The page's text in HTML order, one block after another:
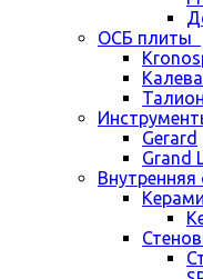
ОСБ плиты
Талион
Gerard
Grand
Внутренняя